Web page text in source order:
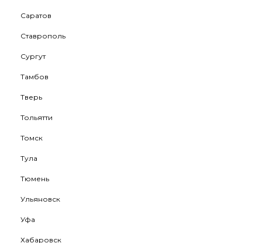
Саратов
Ставрополь
Сургут
Тамбов
Тверь
Тольятти
Томск
Тула
Тюмень
Ульяновск
Уфа
Хабаровск